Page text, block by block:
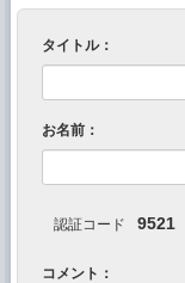
タイトル：
お名前：
認証コード 9521
コメント：